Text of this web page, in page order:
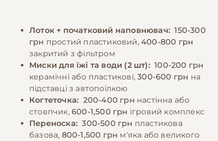
активність необхідні для підтримки здоров'я
та запобігання поведінковим проблемам.
🎁 −10% на зоотовари
За промокодом E-PET
годувати 2-3 рази на день, дотримуючись
регулярного режиму. Потрібно уникати
годування зі столу та продуктів, які можуть
бути шкідливими для котів. При зміні типу
корму необхідно робити це поступово
протягом 7-10 днів. Важливо спостерігати за
реакцією кота на їжу та коригувати раціон
за необхідності.
Лоток + початковий наповнювач: 150-300
грн простий пластиковий,400-800 грн
закритий з фільтром
Миски для їжі та води (2 шт): 100-200 грн
керамічні або пластикові,300-600 грн на
підставці з автопоїлкою
Когтеточка: 200-400 грн настінна або
стовпчик, 600-1,500 грн ігровий комплекс
Переноска: 300-500 грн пластикова
базова, 800-1,500 грн м'яка або великого